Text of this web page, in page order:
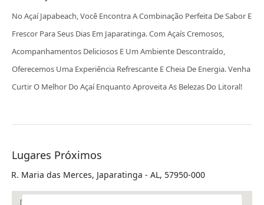
No Açaí Japabeach, Você Encontra A Combinação Perfeita De Sabor E
Frescor Para Seus Dias Em Japaratinga. Com Açaís Cremosos,
Acompanhamentos Deliciosos E Um Ambiente Descontraído,
Oferecemos Uma Experiência Refrescante E Cheia De Energia. Venha
Curtir O Melhor Do Açaí Enquanto Aproveita As Belezas Do Litoral!
Lugares Próximos
R. Maria das Merces, Japaratinga - AL, 57950-000